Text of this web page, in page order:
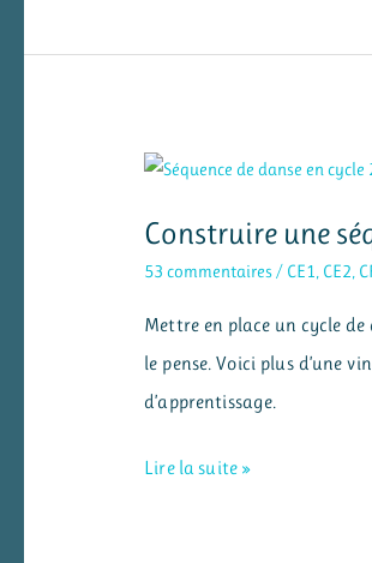
CP
Construire une
53 commentaires/ CE1, CE2,
Mettre en place un cycle de
le pense. Voici plus d’une
d’apprentissage.
Construire
Lire la suite »